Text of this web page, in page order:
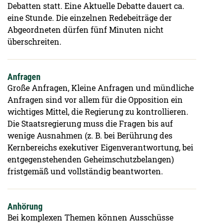
Debatten statt. Eine Aktuelle Debatte dauert ca.
eine Stunde. Die einzelnen Redebeiträge der
Abgeordneten dürfen fünf Minuten nicht
überschreiten.
Anfragen
Große Anfragen, Kleine Anfragen und mündliche
Anfragen sind vor allem für die Opposition ein
wichtiges Mittel, die Regierung zu kontrollieren.
Die Staatsregierung muss die Fragen bis auf
wenige Ausnahmen (z. B. bei Berührung des
Kernbereichs exekutiver Eigenverantwortung, bei
entgegenstehenden Geheimschutzbelangen)
fristgemäß und vollständig beantworten.
Anhörung
Bei komplexen Themen können Ausschüsse